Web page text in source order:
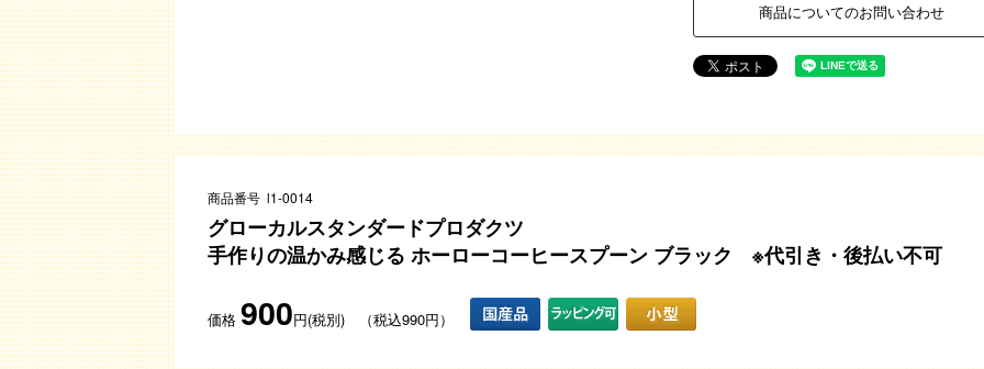
商品についてのお問い合わせ
商品番号 l1-0014
グローカルスタンダードプロダクツ
手作りの温かみ感じる ホーローコーヒースプーン ブラック ※代引き・後払い不可
価格 900円(税別) （税込990円）